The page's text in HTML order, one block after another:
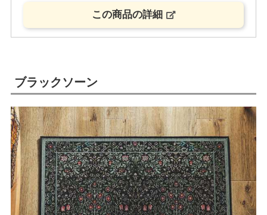
この商品の詳細
ブラックソーン